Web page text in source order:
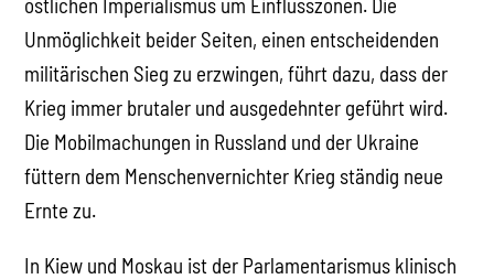
Unmöglichkeit beider Seiten, einen entscheidenden
militärischen Sieg zu erzwingen, führt dazu, dass der
Krieg immer brutaler und ausgedehnter geführt wird.
Die Mobilmachungen in Russland und der Ukraine
füttern dem Menschenvernichter Krieg ständig neue
Ernte zu.
In Kiew und Moskau ist der Parlamentarismus klinisch